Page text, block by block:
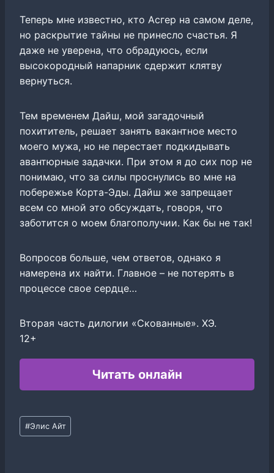
Теперь мне известно, кто Асгер на самом деле,
но раскрытие тайны не принесло счастья. Я
даже не уверена, что обрадуюсь, если
высокородный напарник сдержит клятву
вернуться.
Тем временем Дайш, мой загадочный
похититель, решает занять вакантное место
моего мужа, но не перестает подкидывать
авантюрные задачки. При этом я до сих пор не
понимаю, что за силы проснулись во мне на
побережье Корта-Эды. Дайш же запрещает
всем со мной это обсуждать, говоря, что
заботится о моем благополучии. Как бы не так!
Вопросов больше, чем ответов, однако я
намерена их найти. Главное – не потерять в
процессе свое сердце…
Вторая часть дилогии «Скованные». ХЭ.
12+
Читать онлайн
Метки
записи:
#Элис Айт